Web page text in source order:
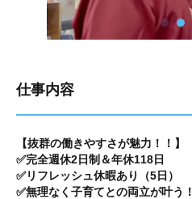
仕事内容
【抜群の働きやすさが魅力！！】
✅完全週休2日制＆年休118日
✅リフレッシュ休暇あり（5日）
✅無理なく子育てとの両立が叶う！